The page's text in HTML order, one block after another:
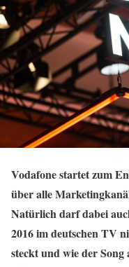
Vodafone startet zum
über alle
Natürlich darf dabei
2016 im deutschen TV
steckt und wie der Song